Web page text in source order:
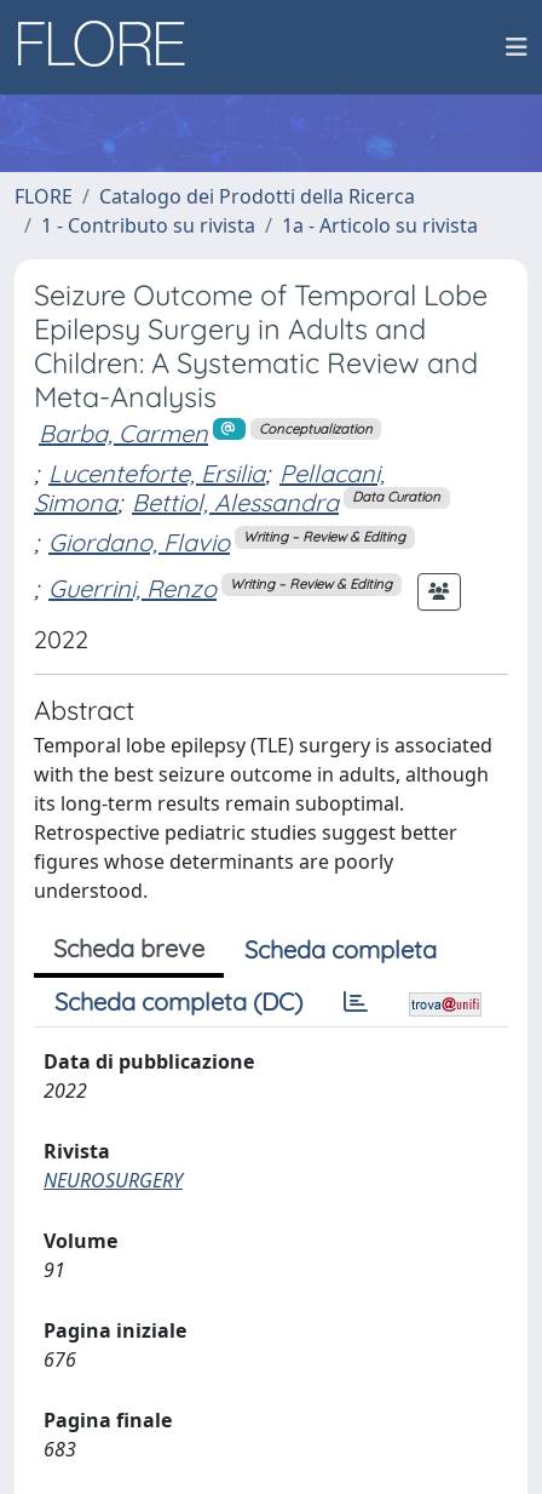
FLORE
Catalogo dei Prodotti della Ricerca
1 - Contributo su rivista
1a - Articolo su rivista
Seizure Outcome of Temporal Lobe
Epilepsy Surgery in Adults and
Children: A Systematic Review and
Meta-Analysis
Barba, Carmen Conceptualization
; Lucenteforte, Ersilia; Pellacani,
Simona; Bettiol, Alessandra Data Curation
; Giordano, Flavio Writing – Review & Editing
; Guerrini, Renzo Writing – Review & Editing
2022
Abstract
Temporal lobe epilepsy (TLE) surgery is associated
with the best seizure outcome in adults, although
its long-term results remain suboptimal.
Retrospective pediatric studies suggest better
figures whose determinants are poorly
understood.
Scheda breve
Scheda completa
Scheda completa (DC)
Data di pubblicazione
2022
Rivista
NEUROSURGERY
Volume
91
Pagina iniziale
676
Pagina finale
683